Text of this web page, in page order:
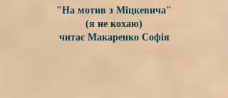
"На мотив з Міцкевича"
(я не кохаю)
читає Макаренко Софія